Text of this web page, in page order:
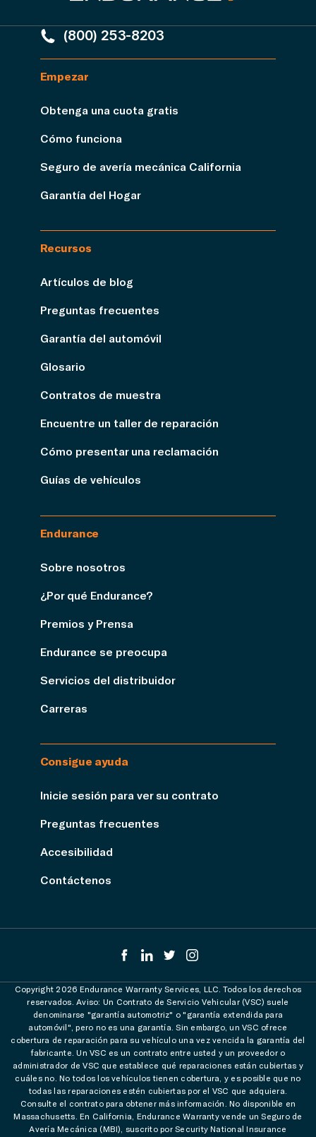
(800) 253-8203
Empezar
Obtenga una cuota gratis
Cómo funciona
Seguro de avería mecánica California
Garantía del Hogar
Recursos
Artículos de blog
Preguntas frecuentes
Garantía del automóvil
Glosario
Contratos de muestra
Encuentre un taller de reparación
Cómo presentar una reclamación
Guías de vehículos
Endurance
Sobre nosotros
¿Por qué Endurance?
Premios y Prensa
Endurance se preocupa
Servicios del distribuidor
Carreras
Consigue ayuda
Inicie sesión para ver su contrato
Preguntas frecuentes
Accesibilidad
Contáctenos
Copyright 2026 Endurance Warranty Services, LLC. Todos los derechos
reservados. Aviso: Un Contrato de Servicio Vehicular (VSC) suele
denominarse "garantía automotriz" o "garantía extendida para
automóvil", pero no es una garantía. Sin embargo, un VSC ofrece
cobertura de reparación para su vehículo una vez vencida la garantía del
fabricante. Un VSC es un contrato entre usted y un proveedor o
administrador de VSC que establece qué reparaciones están cubiertas y
cuáles no. No todos los vehículos tienen cobertura, y es posible que no
todas las reparaciones estén cubiertas por el VSC que adquiera.
Consulte el contrato para obtener más información. No disponible en
Massachusetts. En California, Endurance Warranty vende un Seguro de
Avería Mecánica (MBI), suscrito por Security National Insurance